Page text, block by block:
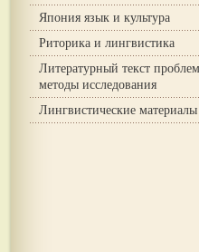
Япония язык и культура
Риторика и лингвистика
Литературный текст
методы исследования
Лингвистические материалы